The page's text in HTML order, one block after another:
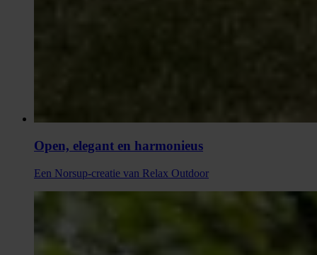
Open, elegant en harmonieus
Een Norsup-creatie van Relax Outdoor